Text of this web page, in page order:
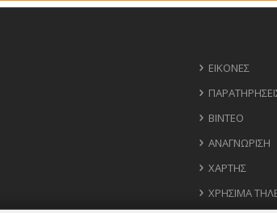
ΕΙΚΌΝΕΣ
ΒΊΝΤΕΟ
ΑΝΑΓΝΏΡΙΣΗ
ΧΆΡΤΗΣ
ΧΡΉΣΙΜΑ